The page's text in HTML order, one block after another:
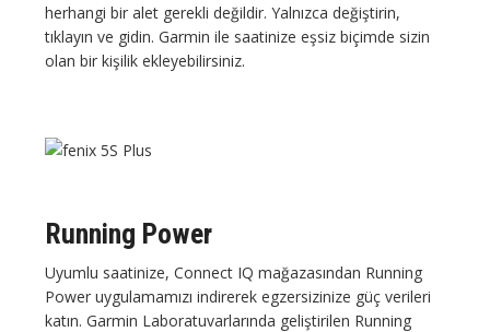
herhangi bir alet gerekli değildir. Yalnızca değiştirin,
tıklayın ve gidin. Garmin ile saatinize eşsiz biçimde sizin
olan bir kişilik ekleyebilirsiniz.
Running Power
Uyumlu saatinize, Connect IQ mağazasından Running
Power uygulamamızı indirerek egzersizinize güç verileri
katın. Garmin Laboratuvarlarında geliştirilen Running